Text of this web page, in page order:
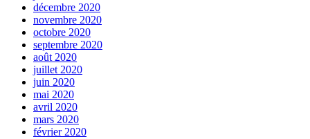
décembre 2020
novembre 2020
octobre 2020
septembre 2020
août 2020
juillet 2020
juin 2020
mai 2020
avril 2020
mars 2020
février 2020